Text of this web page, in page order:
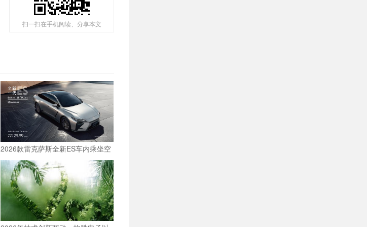
扫一扫在手机阅读、分享本文
2026款雷克萨斯全新ES车内乘坐空
间体验：适合一家三口长途旅行的
豪华轿车新选择